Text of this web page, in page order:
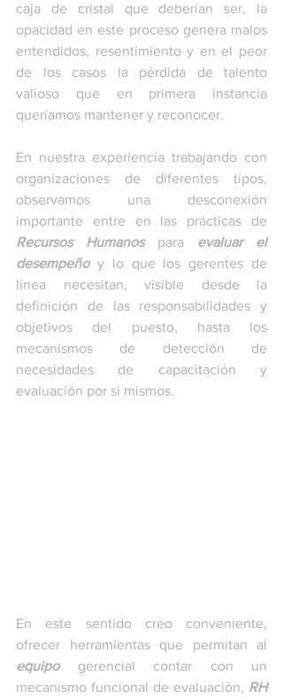
caja de cristal que deberían ser, la
opacidad en este proceso genera malos
entendidos, resentimiento y en el peor
de los casos la pérdida de talento
valioso que en primera instancia
queríamos mantener y reconocer.
En nuestra experiencia trabajando con
organizaciones de diferentes tipos,
observamos una desconexión
Recursos Humanos para evaluar el
desempeño y lo que los gerentes de
línea necesitan, visible desde la
definición de las responsabilidades y
objetivos del puesto, hasta los
mecanismos de detección de
necesidades de capacitación y
evaluación por si mismos.
En este sentido creo conveniente,
equipo gerencial contar con un
mecanismo funcional de evaluación, RH